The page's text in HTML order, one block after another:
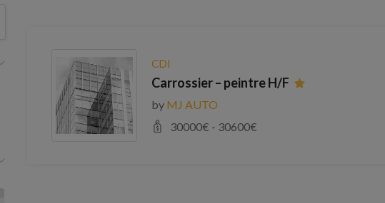
CDI
Carrossier – peintre H/F
by MJ AUTO
30000€ - 30600€